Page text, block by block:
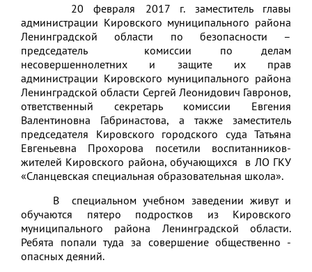
20 февраля 2017 г. заместитель главы
администрации Кировского муниципального района
Ленинградской области по безопасности –
председатель комиссии по делам
несовершеннолетних и защите их прав
администрации Кировского муниципального района
Ленинградской области Сергей Леонидович Гавронов,
ответственный секретарь комиссии Евгения
Валентиновна Габринастова, а также заместитель
председателя Кировского городского суда Татьяна
Евгеньевна Прохорова посетили воспитанников-
жителей Кировского района, обучающихся в ЛО ГКУ
«Сланцевская специальная образовательная школа».
В специальном учебном заведении живут и
обучаются пятеро подростков из Кировского
муниципального района Ленинградской области.
Ребята попали туда за совершение общественно -
опасных деяний.